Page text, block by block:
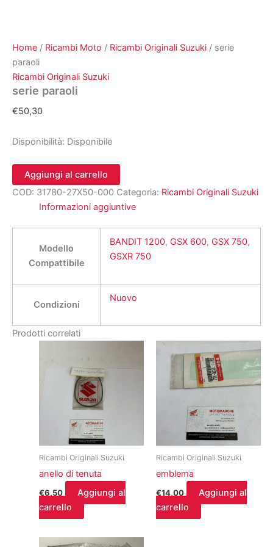
Home / Ricambi Moto / Ricambi Originali Suzuki / serie
paraoli
Ricambi Originali Suzuki
serie paraoli
€50,30
Disponibilità: Disponibile
serie
paraoli
quantità
Aggiungi al carrello
COD: 31780-27X50-000 Categoria: Ricambi Originali Suzuki
Informazioni aggiuntive
Modello
Compattibile
BANDIT 1200, GSX 600, GSX 750,
GSXR 750
Condizioni
Nuovo
Prodotti correlati
Ricambi Originali Suzuki
anello di tenuta
€6,50
Aggiungi al
carrello
Ricambi Originali Suzuki
emblema
€14,00
Aggiungi al
carrello